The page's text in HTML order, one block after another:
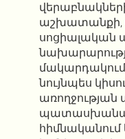
աշխատանքի,
սոցիալական
նույնպես